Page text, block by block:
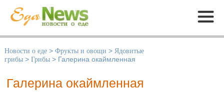
Меню
Новости о еде > Фрукты и овощи > Ядовитые
грибы > Грибы > Галерина окаймленная
Галерина окаймленная